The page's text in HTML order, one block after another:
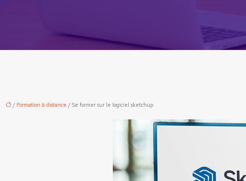
/ Formation à distance / Se former sur le logiciel sketchup